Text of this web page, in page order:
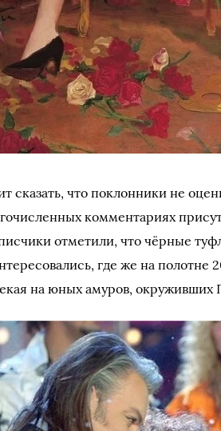
сказать, что поклонники не
комментариях
отметили, что чёрные
где же на
на юных амуров, окруживших